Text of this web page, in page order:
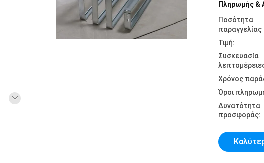
Πληρωμής &
Ποσότητα
παραγγελίας
Τιμή:
Συσκευασία
Χρόνος
Όροι
Δυνατότητα
προσφοράς: